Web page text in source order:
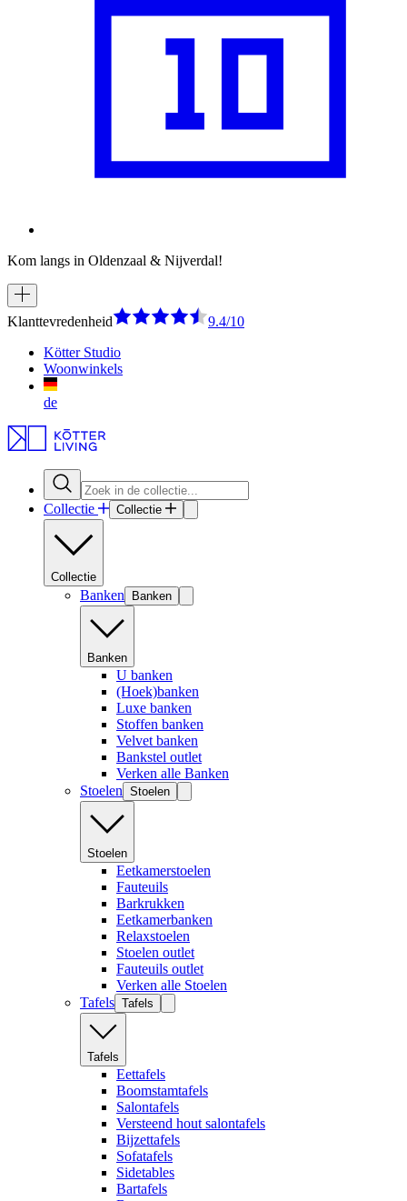
Kom langs in Oldenzaal & Nijverdal!
Klanttevredenheid
9.4/10
Kötter Studio
Woonwinkels
de
Collectie Collectie
Collectie
Banken Banken
Banken
U banken
(Hoek)banken
Luxe banken
Stoffen banken
Velvet banken
Bankstel outlet
Verken alle Banken
Stoelen Stoelen
Stoelen
Eetkamerstoelen
Fauteuils
Barkrukken
Eetkamerbanken
Relaxstoelen
Stoelen outlet
Fauteuils outlet
Verken alle Stoelen
Tafels Tafels
Tafels
Eettafels
Boomstamtafels
Salontafels
Versteend hout salontafels
Bijzettafels
Sofatafels
Sidetables
Bartafels